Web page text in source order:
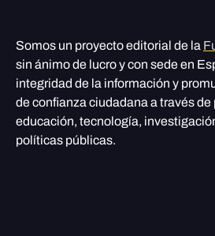
Somos un proyecto editorial de la
sin ánimo de lucro y con sede en
integridad de la información y
de confianza ciudadana a través de
educación, tecnología,
políticas públicas.